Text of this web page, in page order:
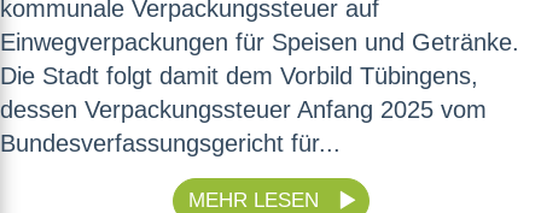
kommunale Verpackungssteuer auf
Einwegverpackungen für Speisen und Getränke.
Die Stadt folgt damit dem Vorbild Tübingens,
dessen Verpackungssteuer Anfang 2025 vom
Bundesverfassungsgericht für...
MEHR LESEN